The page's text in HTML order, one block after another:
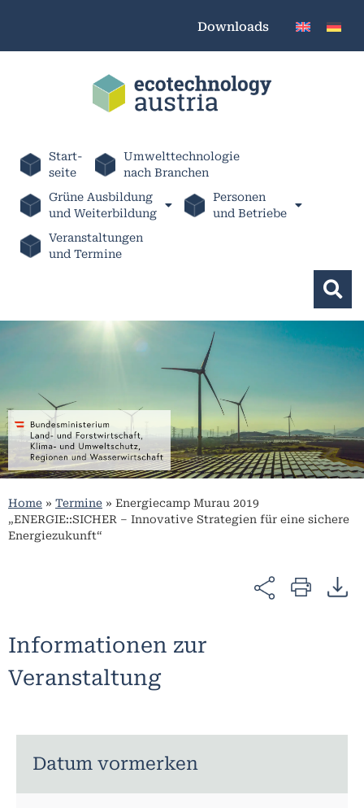
Downloads
Start-
seite
Umwelttechnologie
nach Branchen
Grüne Ausbildung
und Weiterbildung
Personen
und Betriebe
Veranstaltungen
und Termine
Home » Termine » Energiecamp Murau 2019
„ENERGIE::SICHER – Innovative Strategien für eine sichere
Energiezukunft“
Informationen zur
Veranstaltung
Datum vormerken